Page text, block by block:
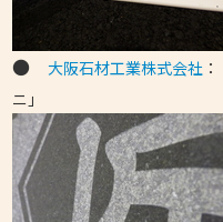
●大阪石材工業株式会社
ニ」